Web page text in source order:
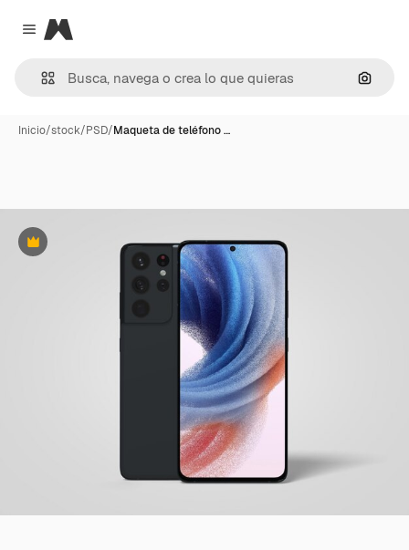
Close menu
Magnific
Inicio/stock/PSD/Maqueta de teléfono …
Premium